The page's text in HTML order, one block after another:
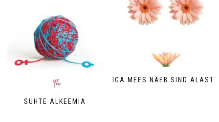
SUHTE ALKEEMIA
IGA MEES NÄEB SIND ALASTI